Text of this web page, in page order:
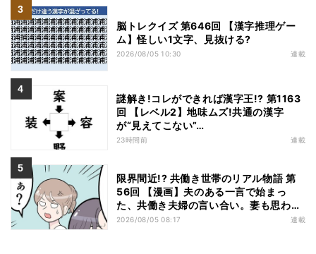
脳トレクイズ 第646回 【漢字推理ゲー
ム】怪しい1文字、見抜ける?
2026/08/05 10:30 連載
謎解き!コレができれば漢字王!? 第1163
回 【レベル2】地味ムズ!共通の漢字
が“見えてこない”…
23時間前 連載
限界間近!? 共働き世帯のリアル物語 第
56回 【漫画】夫のある一言で始まっ
た、共働き夫婦の言い合い。妻も思わ
ず…
2026/08/05 08:17 連載